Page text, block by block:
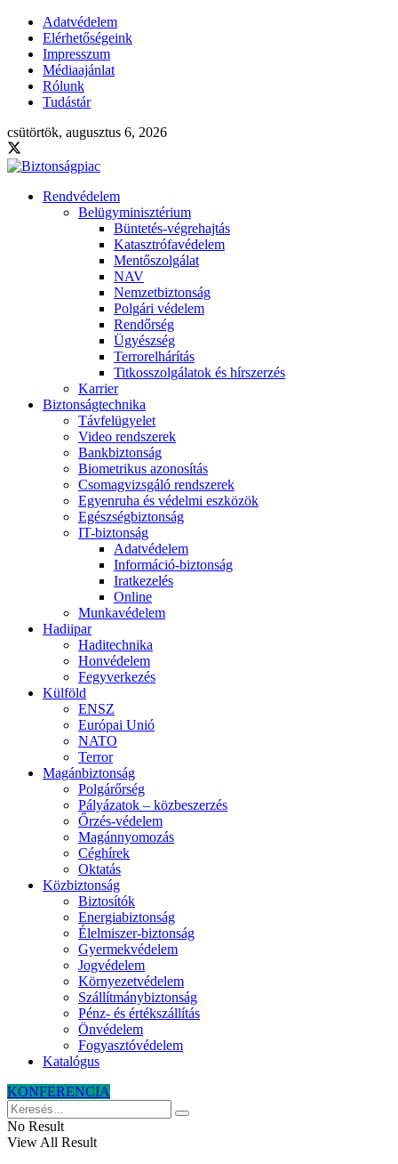
Adatvédelem
Elérhetőségeink
Impresszum
Médiaajánlat
Rólunk
Tudástár
csütörtök, augusztus 6, 2026
Rendvédelem
Belügyminisztérium
Büntetés-végrehajtás
Katasztrófavédelem
Mentőszolgálat
NAV
Nemzetbiztonság
Polgári védelem
Rendőrség
Ügyészség
Terrorelhárítás
Titkosszolgálatok és hírszerzés
Karrier
Biztonságtechnika
Távfelügyelet
Video rendszerek
Bankbiztonság
Biometrikus azonosítás
Csomagvizsgáló rendszerek
Egyenruha és védelmi eszközök
Egészségbiztonság
IT-biztonság
Adatvédelem
Információ-biztonság
Iratkezelés
Online
Munkavédelem
Hadiipar
Haditechnika
Honvédelem
Fegyverkezés
Külföld
ENSZ
Európai Unió
NATO
Terror
Magánbiztonság
Polgárőrség
Pályázatok – közbeszerzés
Őrzés-védelem
Magánnyomozás
Céghírek
Oktatás
Közbiztonság
Biztosítók
Energiabiztonság
Élelmiszer-biztonság
Gyermekvédelem
Jogvédelem
Környezetvédelem
Szállítmánybiztonság
Pénz- és értékszállítás
Önvédelem
Fogyasztóvédelem
Katalógus
KONFERENCIA
No Result
View All Result